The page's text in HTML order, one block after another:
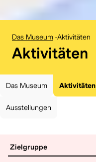
Das Museum -Aktivitäten
:
Aktivitäten
Das Museum Aktivitäten
Ausstellungen